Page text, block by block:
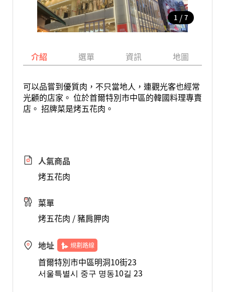
1 / 7
介紹 選單 資訊 地圖
可以品嘗到優質肉，不只當地人，連觀光客也經常
光顧的店家。 位於首爾特別市中區的韓國料理專賣
店。 招牌菜是烤五花肉。
人氣商品
烤五花肉
菜單
烤五花肉 / 豬肩胛肉
地址 規劃路線
首爾特別市中區明洞10街23
서울특별시 중구 명동10길 23